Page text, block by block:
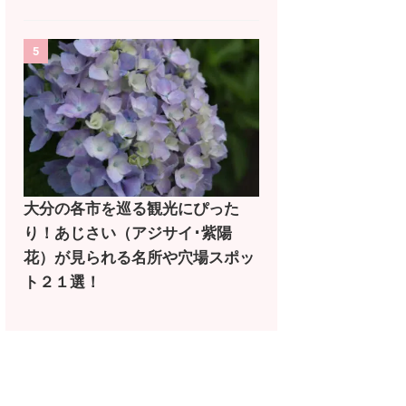
5
大分の各市を巡る観光にぴった
り！あじさい（アジサイ･紫陽
花）が見られる名所や穴場スポッ
ト２１選！